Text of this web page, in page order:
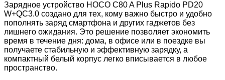
Зарядное устройство HOCO C80 A Plus Rapido PD20
W+QC3.0 создано для тех, кому важно быстро и удобно
пополнять заряд смартфона и других гаджетов без
лишнего ожидания. Это решение позволяет экономить
время в течение дня: дома, в офисе или в поездке вы
получаете стабильную и эффективную зарядку, а
компактный белый корпус легко вписывается в любое
пространство.